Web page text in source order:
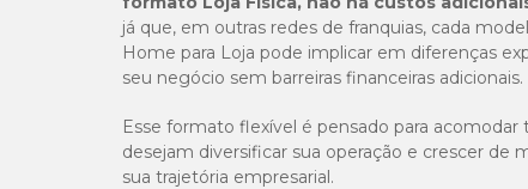
já que, em outras redes de franquias, cada
Home para Loja pode implicar em diferenças
seu negócio sem barreiras financeiras adicionais.
Esse formato flexível é pensado para
desejam diversificar sua operação e crescer de
sua trajetória empresarial.